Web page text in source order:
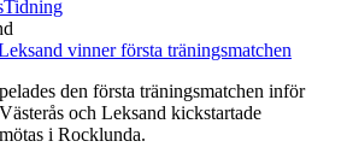
vinner första träningsmatchen
den första träningsmatchen inför
och Leksand kickstartade
i Rocklunda.